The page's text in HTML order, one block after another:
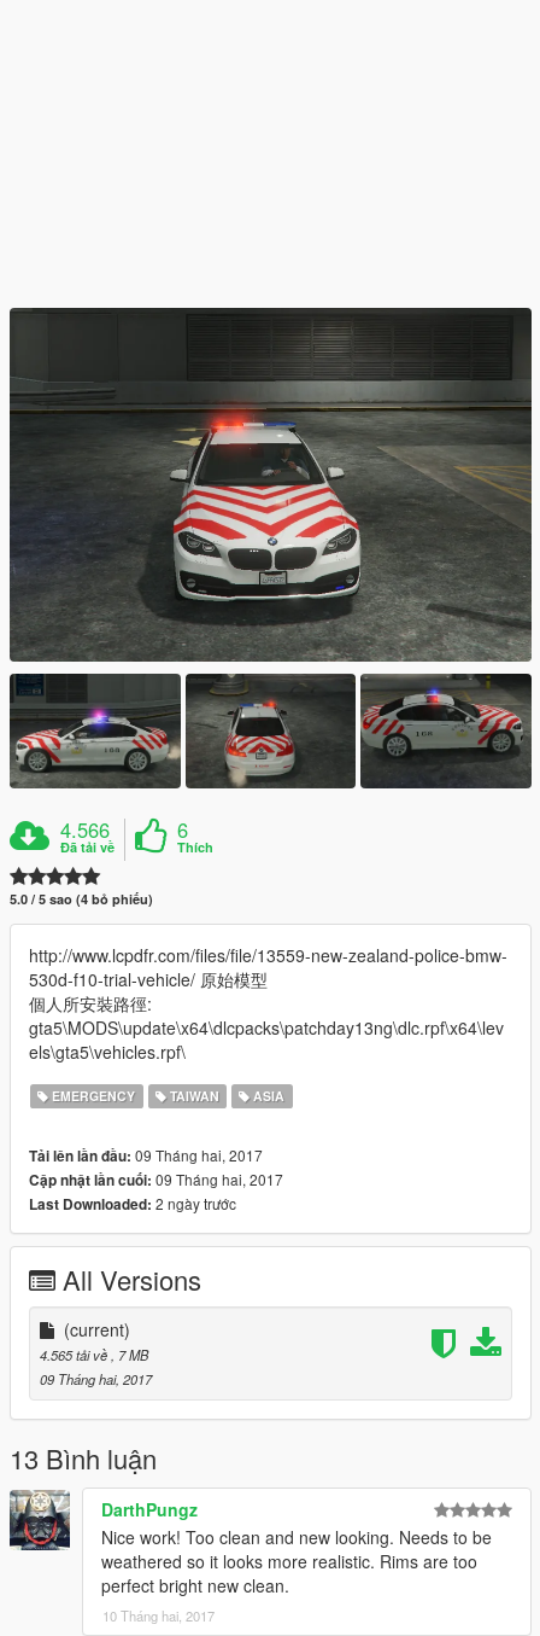
4.566
Đã tải về
6
Thích
5.0 / 5 sao (4 bỏ phiếu)
http://www.lcpdfr.com/files/file/13559-new-zealand-police-bmw-
530d-f10-trial-vehicle/ 原始模型
個人所安裝路徑:
gta5\MODS\update\x64\dlcpacks\patchday13ng\dlc.rpf\x64\lev
els\gta5\vehicles.rpf\
EMERGENCY TAIWAN ASIA
Tải lên lần đầu: 09 Tháng hai, 2017
Cập nhật lần cuối: 09 Tháng hai, 2017
Last Downloaded: 2 ngày trước
All Versions
(current)
4.565 tải về
, 7 MB
09 Tháng hai, 2017
13 Bình luận
DarthPungz
Nice work! Too clean and new looking. Needs to be
weathered so it looks more realistic. Rims are too
perfect bright new clean.
10 Tháng hai, 2017